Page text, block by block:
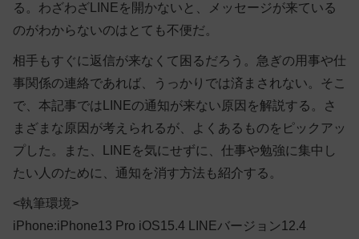
る。わざわざLINEを開かないと、メッセージが来ている
のがわからないのはとても不便だ。
相手もすぐに返信が来なくて困るだろう。急ぎの用事や仕
事関係の連絡であれば、うっかりでは済まされない。そこ
で、本記事ではLINEの通知が来ない原因を解説する。さ
まざまな原因が考えられるが、よくあるものをピックアッ
プした。また、LINEを気にせずに、仕事や勉強に集中し
たい人のために、通知を消す方法も紹介する。
<執筆環境>
iPhone:iPhone13 Pro iOS15.4 LINEバージョン12.4